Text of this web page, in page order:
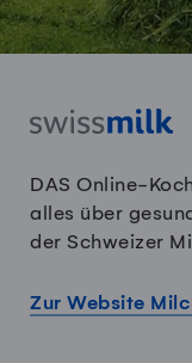
DAS Online-
alles über
der Schweizer
Zur Website